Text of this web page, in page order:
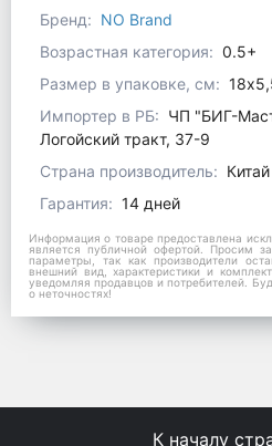
Бренд: NO Brand
Возрастная категория: 0.5+
Размер в упаковке, см:
Импортер в РБ: ЧП "БИГ-
Логойский тракт, 37-9
Страна производитель: Китай
Гарантия: 14 дней
Информация о товаре предоставлена
является публичной офертой. Просим
параметры, так как производители
внешний вид, характеристики и
уведомляя продавцов и потребителей.
о неточностях!
К началу